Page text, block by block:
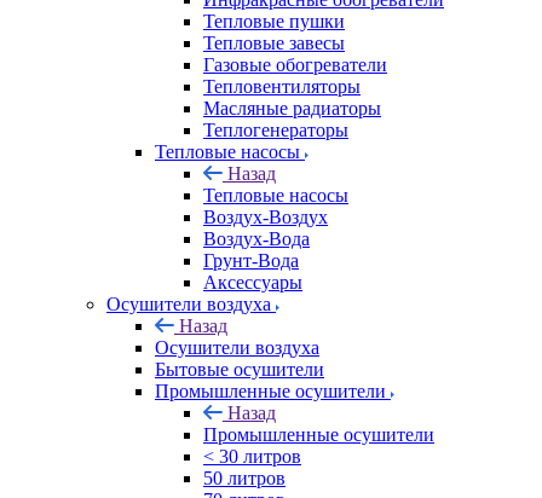
Тепловые пушки
Тепловые завесы
Газовые обогреватели
Тепловентиляторы
Масляные радиаторы
Теплогенераторы
Тепловые насосы
Назад
Тепловые насосы
Воздух-Воздух
Воздух-Вода
Грунт-Вода
Аксессуары
Осушители воздуха
Назад
Осушители воздуха
Бытовые осушители
Промышленные осушители
Назад
Промышленные осушители
< 30 литров
50 литров